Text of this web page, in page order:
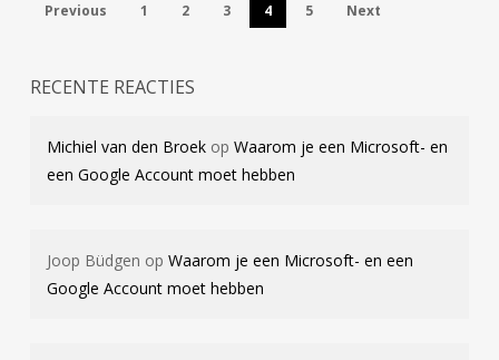
Previous 1 2 3 4 5 Next
RECENTE REACTIES
Michiel van den Broekop Waarom je een Microsoft- en
een Google Account moet hebben
Joop Büdgen op Waarom je een Microsoft- en een
Google Account moet hebben